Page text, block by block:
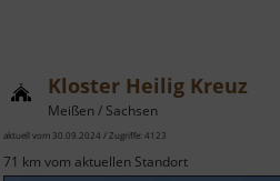
Kloster Heilig Kreuz
Meißen / Sachsen
aktuell vom 30.09.2024 / Zugriffe: 4123
71 km vom aktuellen Standort